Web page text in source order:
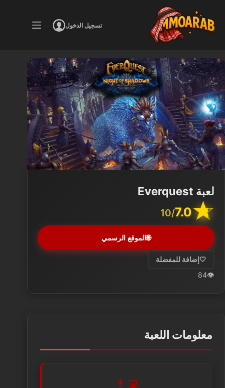
المحتوى
تسجيل الدخول
لعبة Everquest
7.0
/10
🌐الموقع الرسمي
🤍 إضافة للمفضلة
👁️
84
معلومات اللعبة
👨‍💻